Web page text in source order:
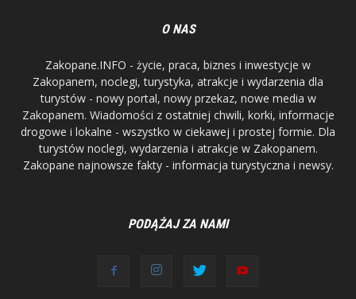
O NAS
Zakopane.INFO - życie, praca, biznes i inwestycje w
Zakopanem, noclegi, turystyka, atrakcje i wydarzenia dla
turystów - nowy portal, nowy przekaz, nowe media w
Zakopanem. Wiadomości z ostatniej chwili, korki, informacje
drogowe i lokalne - wszystko w ciekawej i prostej formie. Dla
turystów noclegi, wydarzenia i atrakcje w Zakopanem.
Zakopane najnowsze fakty - informacja turystyczna i newsy.
PODĄŻAJ ZA NAMI